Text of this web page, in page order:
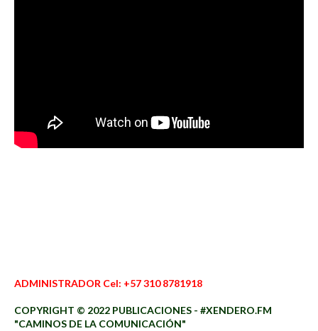
ADMINISTRADOR Cel: +57 310 8781918
COPYRIGHT © 2022 PUBLICACIONES - #XENDERO.FM
"CAMINOS DE LA COMUNICACIÓN"